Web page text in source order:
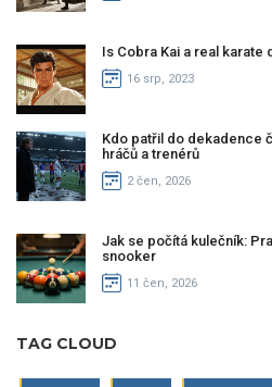
Is Cobra Kai a real karate
16 srp, 2023
Kdo patřil do dekadence
hráčů a trenérů
2 čen, 2026
Jak se počítá kulečník:
snooker
11 čen, 2026
TAG CLOUD